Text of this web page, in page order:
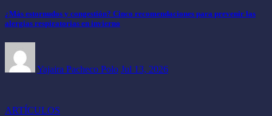
¿Más estornudos y congestión? Cinco recomendaciones para prevenir las
alergias respiratorias en invierno
Yajaira Pacheco Polo Jul 13, 2026
ARTÍCULOS